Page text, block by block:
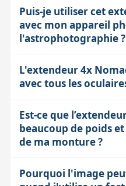
Puis-je utiliser cet
avec mon appareil
l'astrophotographie ?
Oui, l'extendeur Nomad
M48 pour la connexion à
bague T adaptée à votre
respecter le backfocus
télécentrique minimise
L'extendeur 4x
avec tous les
Cet extendeur possède
pouces) fileté, compatible
pouces. Il est aussi livré
annulaire auto-centreur
Est-ce que
beaucoup de poids
de ma monture ?
Avec un poids d'environ
Pourquoi l'image